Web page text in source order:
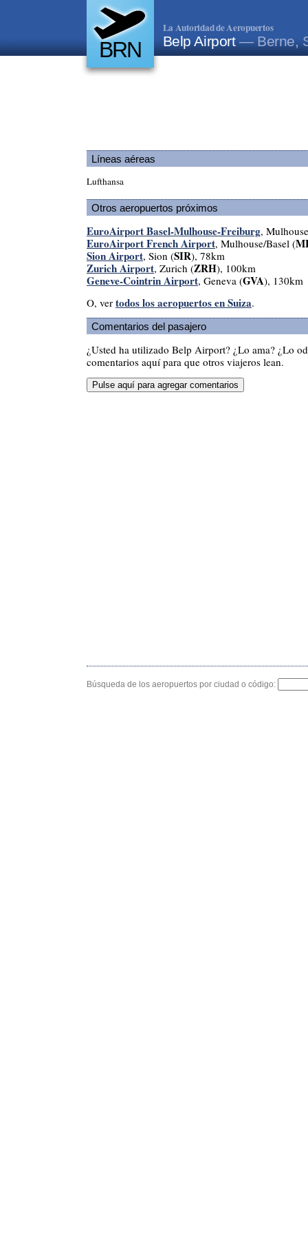
BRN
La Autoridad de Aeropuertos
Belp Airport— Berne,
Líneas aéreas
Lufthansa
Otros aeropuertos próximos
EuroAirport Basel-Mulhouse-Freiburg,
EuroAirport French Airport, Mulhouse/Basel (
Sion Airport, Sion (SIR), 78km
Zurich Airport, Zurich (ZRH), 100km
Geneve-Cointrin Airport, Geneva (GVA), 130km
O, ver todos los aeropuertos en Suiza.
Comentarios del pasajero
¿Usted ha utilizado Belp Airport? ¿Lo ama? ¿Lo
comentarios aquí para que otros viajeros lean.
Búsqueda de los aeropuertos por ciudad o código: